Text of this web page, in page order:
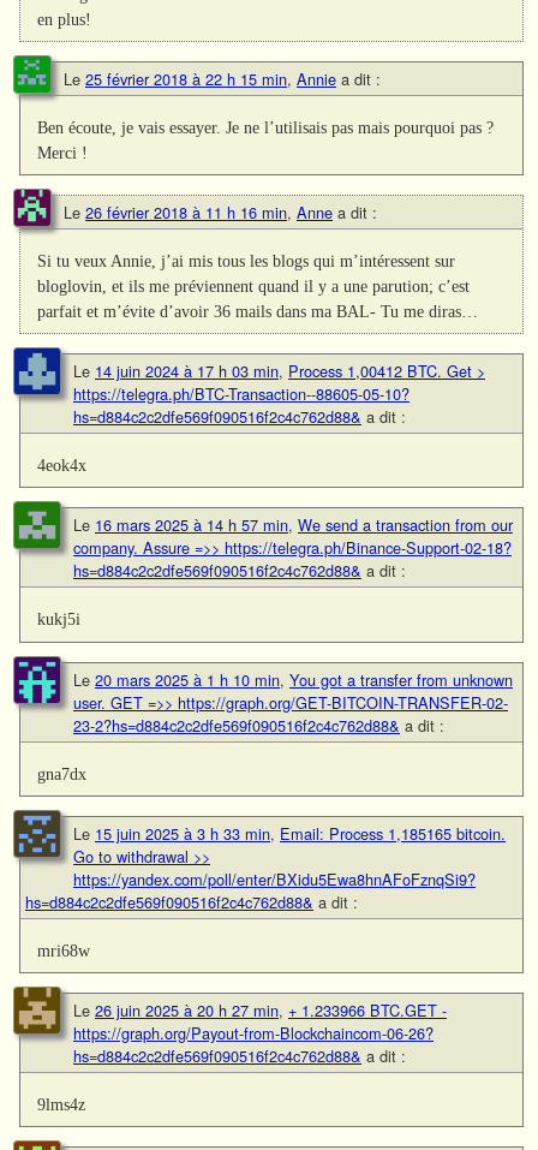
en plus!
Le 25 février 2018 à 22 h 15 min, Annie a dit :
Ben écoute, je vais essayer. Je ne l’utilisais pas mais pourquoi pas ?
Merci !
Le 26 février 2018 à 11 h 16 min, Anne a dit :
Si tu veux Annie, j’ai mis tous les blogs qui m’intéressent sur
bloglovin, et ils me préviennent quand il y a une parution; c’est
parfait et m’évite d’avoir 36 mails dans ma BAL- Tu me diras…
Le 14 juin 2024 à 17 h 03 min, Process 1,00412 BTC. Get >
https://telegra.ph/BTC-Transaction--88605-05-10?
hs=d884c2c2dfe569f090516f2c4c762d88& a dit :
4eok4x
Le 16 mars 2025 à 14 h 57 min, We send a transaction from our
company. Assure =>> https://telegra.ph/Binance-Support-02-18?
hs=d884c2c2dfe569f090516f2c4c762d88& a dit :
kukj5i
Le 20 mars 2025 à 1 h 10 min, You got a transfer from unknown
user. GET =>> https://graph.org/GET-BITCOIN-TRANSFER-02-
23-2?hs=d884c2c2dfe569f090516f2c4c762d88& a dit :
gna7dx
Le 15 juin 2025 à 3 h 33 min, Email: Process 1,185165 bitcoin.
Go to withdrawal >>
https://yandex.com/poll/enter/BXidu5Ewa8hnAFoFznqSi9?
hs=d884c2c2dfe569f090516f2c4c762d88& a dit :
mri68w
Le 26 juin 2025 à 20 h 27 min, + 1.233966 BTC.GET -
https://graph.org/Payout-from-Blockchaincom-06-26?
hs=d884c2c2dfe569f090516f2c4c762d88& a dit :
9lms4z